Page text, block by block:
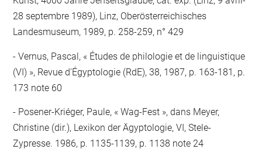
28 septembre 1989), Linz, Oberösterreichisches
Landesmuseum, 1989, p. 258-259, n° 429
Vernus, Pascal, « Études de philologie et de linguistique
(VI) », Revue d'Égyptologie (RdE), 38, 1987, p. 163-181, p.
173 note 60
Posener-Kriéger, Paule, « Wag-Fest », dans Meyer,
Christine (dir.), Lexikon der Ägyptologie, VI, Stele-
Zypresse. 1986, p. 1135-1139, p. 1138 note 24